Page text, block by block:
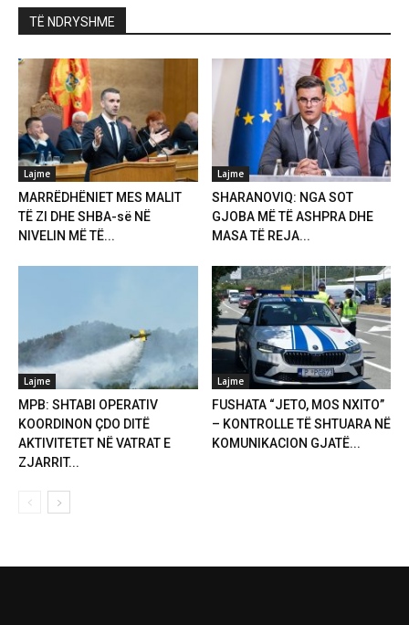
TË NDRYSHME
Lajme
MARRËDHËNIET MES MALIT
TË ZI DHE SHBA-së NË
NIVELIN MË TË...
Lajme
SHARANOVIQ: NGA SOT
GJOBA MË TË ASHPRA DHE
MASA TË REJA...
Lajme
MPB: SHTABI OPERATIV
KOORDINON ÇDO DITË
AKTIVITETET NË VATRAT E
ZJARRIT...
Lajme
FUSHATA “JETO, MOS NXITO”
– KONTROLLE TË SHTUARA NË
KOMUNIKACION GJATË...